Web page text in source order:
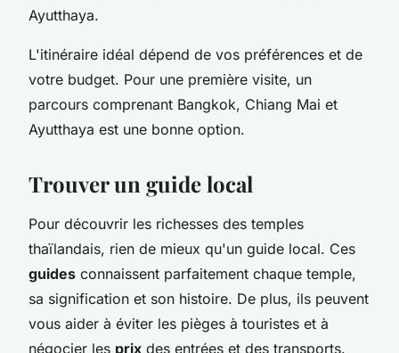
Ayutthaya.
L'itinéraire idéal dépend de vos préférences et de
votre budget. Pour une première visite, un
parcours comprenant Bangkok, Chiang Mai et
Ayutthaya est une bonne option.
Trouver un guide local
Pour découvrir les richesses des temples
thaïlandais, rien de mieux qu'un guide local. Ces
guides connaissent parfaitement chaque temple,
sa signification et son histoire. De plus, ils peuvent
vous aider à éviter les pièges à touristes et à
négocier les prix des entrées et des transports.